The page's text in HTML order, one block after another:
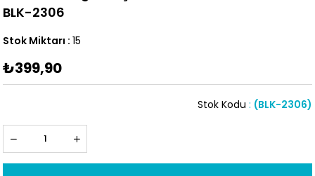
BLK-2306
Stok Miktarı : 15
₺399,90
(BLK-2306)
Stok Kodu